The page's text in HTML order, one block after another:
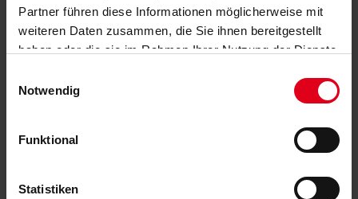
Partner führen diese Informationen möglicherweise mit
weiteren Daten zusammen, die Sie ihnen bereitgestellt
haben oder die sie im Rahmen Ihrer Nutzung der Dienste
Notwendig
Funktional
Statistiken